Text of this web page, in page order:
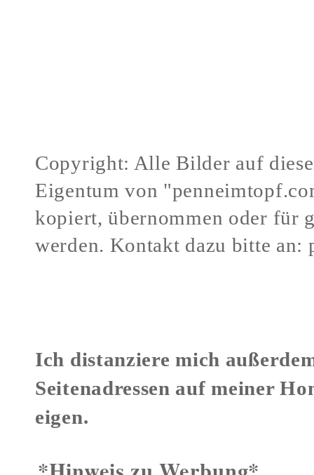
Copyright: Alle Bilder auf
Eigentum von
kopiert, übernommen oder für
werden. Kontakt dazu bitte an:
Ich distanziere mich
Seitenadressen auf meiner
eigen.